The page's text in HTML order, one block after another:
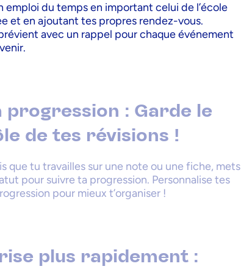
emploi du temps en important celui de l’école
et en ajoutant tes propres rendez-vous.
avec un rappel pour chaque événement
progression : Garde le
de tes révisions !
que tu travailles sur une note ou une fiche, mets
pour suivre ta progression. Personnalise tes
pour mieux t’organiser !
plus rapidement :